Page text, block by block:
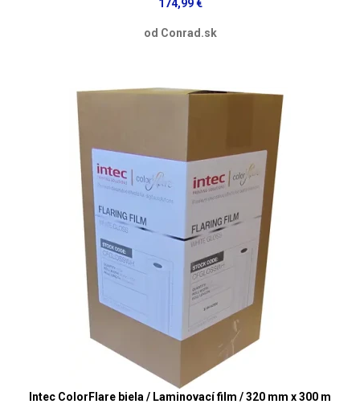
174,99 €
od Conrad.sk
Intec ColorFlare biela / Laminovací film / 320 mm x 300 m